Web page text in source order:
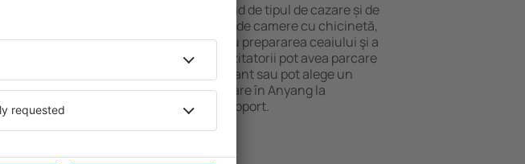
Facilitățile proprietăţilor în Anyang depind de tipul de cazare și de
numărul de stele. Oaspeții pot beneficia de camere cu chicinetă,
balcon, aer condiționat, ustensile pentru prepararea ceaiului şi a
cafelei, prosoape și acces la internet. Vizitatorii pot avea parcare
gratuită, pot comanda o masă la restaurant sau pot alege un
hotel cu piscină. În plus, pot rezerva cazare în Anyang la
proprietăți care oferă transport de la aeroport.